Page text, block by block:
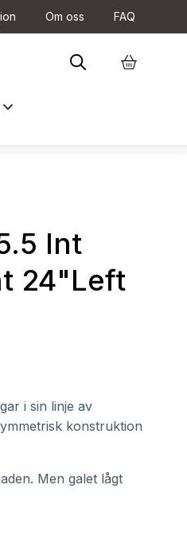
Om oss FAQ
expand_more
Int
24"Left
i sin linje av
konstruktion
Men galet lågt